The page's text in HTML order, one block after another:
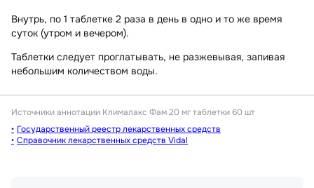
Внутрь, по 1 таблетке 2 раза в день в одно и то же время
суток (утром и вечером).
Таблетки следует проглатывать, не разжевывая, запивая
небольшим количеством воды.
Источники аннотации Клималакс Фам 20 мг таблетки 60 шт
Государственный реестр лекарственных средств
Справочник лекарственных средств Vidal